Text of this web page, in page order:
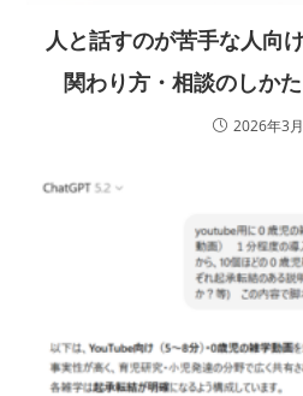
人と話すのが苦手な人向
関わり方・相談のしか
2026年3